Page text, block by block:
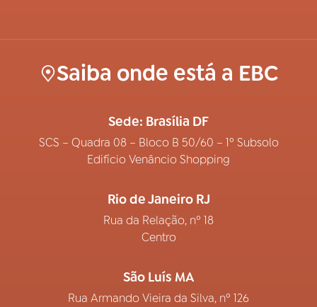
Saiba onde está a EBC
Sede: Brasília DF
SCS – Quadra 08 – Bloco B 50/60 – 1º Subsolo
Edifício Venâncio Shopping
Rio de Janeiro RJ
Rua da Relação, nº 18
Centro
São Luís MA
Rua Armando Vieira da Silva, nº 126